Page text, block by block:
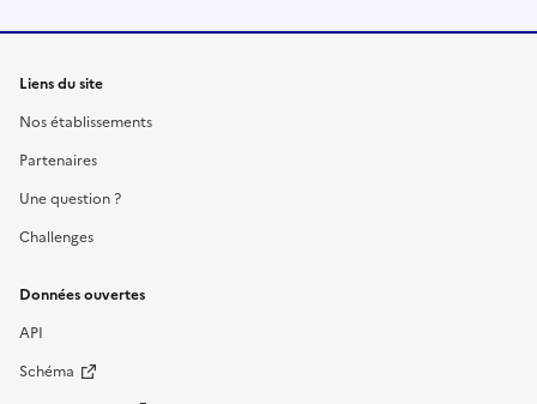
Liens du site
Nos établissements
Partenaires
Une question ?
Challenges
Données ouvertes
API
Schéma